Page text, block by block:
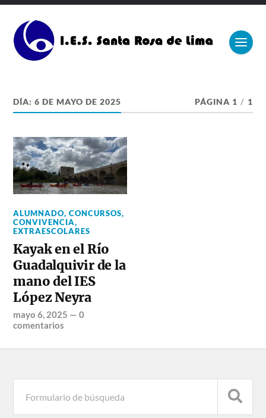
DÍA:6 DE MAYO DE 2025 PÁGINA 1 / 1
ALUMNADO,CONCURSOS,
CONVIVENCIA,
EXTRAESCOLARES
Kayak en el Río
Guadalquivir de la
mano del IES
López Neyra
mayo 6, 2025 —0
comentarios